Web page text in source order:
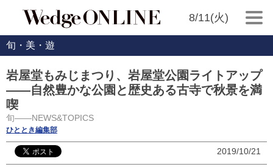
8/11(火)
旬・美・遊
岩屋堂もみじまつり、岩屋堂公園ライトアップ
――自然豊かな公園と歴史ある古寺で秋景を満
喫
旬――NEWS&TOPICS
ひととき編集部
2019/10/21